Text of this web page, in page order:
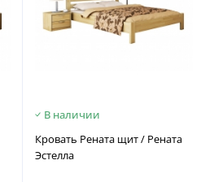
В наличии
Кровать Рената щит / Рената
Эстелла